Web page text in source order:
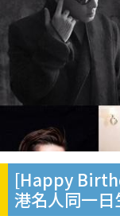
[Happy
港名人同一